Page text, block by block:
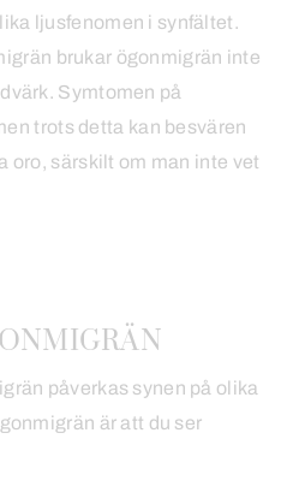
ljusfenomen i synfältet.
brukar ögonmigrän inte
Symtomen på
trots detta kan besvären
oro, särskilt om man inte vet
påverkas synen på olika
är att du ser